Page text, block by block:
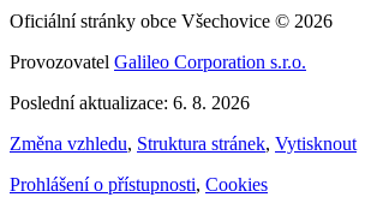
Oficiální stránky obce Všechovice © 2026
Provozovatel Galileo Corporation s.r.o.
Poslední aktualizace: 6. 8. 2026
Změna vzhledu, Struktura stránek, Vytisknout
Prohlášení o přístupnosti, Cookies